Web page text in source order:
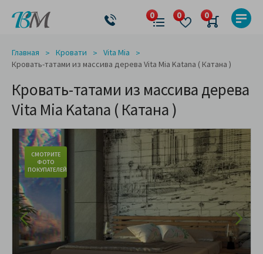
Главная Кровати
Vita Mia
Кровать-татами из массива дерева Vita Mia Katana ( Катана )
Кровать-татами из массива дерева
Vita Mia Katana ( Катана )
СМОТРИТЕ
ФОТО
ПОКУПАТЕЛЕЙ